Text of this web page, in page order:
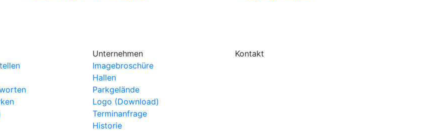
Unternehmen
Imagebroschüre
Hallen
Parkgelände
Logo (Download)
Terminanfrage
Historie
Kontakt